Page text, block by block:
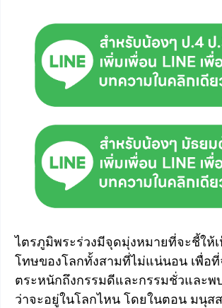
ไตรภูมิพระร่วงมีจุดมุ่งหมายที่จะชี้ให้
โทษของโลกทั้งสามที่ไม่แน่นอน เพื่อ
ตระหนักถึงกรรมดีและกรรมชั่วและพ
ว่าจะอยู่ในโลกไหน โดยในตอน มนุส